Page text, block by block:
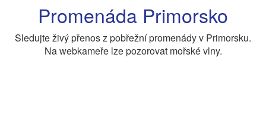
Promenáda Primorsko
Sledujte živý přenos z pobřežní promenády v Primorsku.
Na webkameře lze pozorovat mořské vlny.